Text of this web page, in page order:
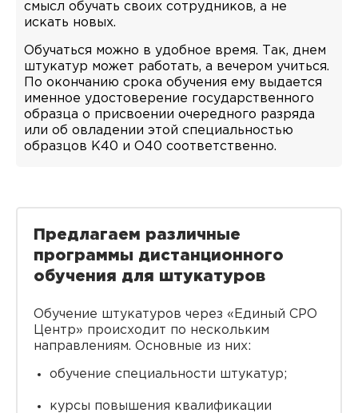
смысл обучать своих сотрудников, а не
искать новых.
Обучаться можно в удобное время. Так, днем
штукатур может работать, а вечером учиться.
По окончанию срока обучения ему выдается
именное удостоверение государственного
образца о присвоении очередного разряда
или об овладении этой специальностью
образцов K40 и O40 соответственно.
Предлагаем различные
программы дистанционного
обучения для штукатуров
Обучение штукатуров через «Единый СРО
Центр» происходит по нескольким
направлениям. Основные из них:
обучение специальности штукатур;
курсы повышения квалификации